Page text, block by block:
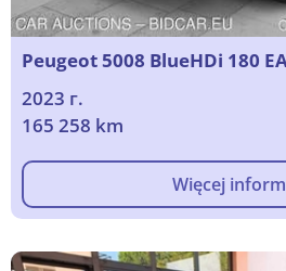
Peugeot 5008 BlueHDi 180
2023 г.
165 258 km
Więcej